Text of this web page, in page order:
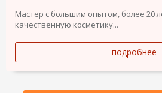
Мастер с большим опытом, более 20
качественную косметику...
подробнее